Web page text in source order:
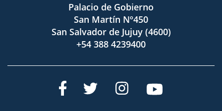
Palacio de Gobierno
San Martín Nº450
San Salvador de Jujuy (4600)
+54 388 4239400